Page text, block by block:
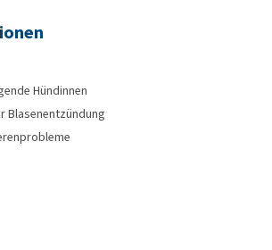
Hündinnen
Blasenentzündung